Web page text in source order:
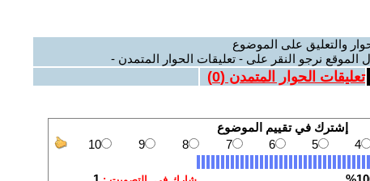
والتعليق على الموضوع
الموقع نرجو النقر على - تعليقات الحوار المتمدن -
تعليقات الحوار المتمدن (0
)